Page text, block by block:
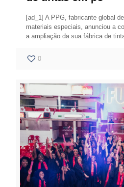
[ad_1] A PPG, fabricante global
materiais especiais, anunciou a
a ampliação da sua fábrica de
0